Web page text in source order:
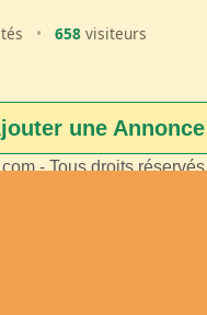
• 658 visiteurs
une Annonce
- Tous droits réservés